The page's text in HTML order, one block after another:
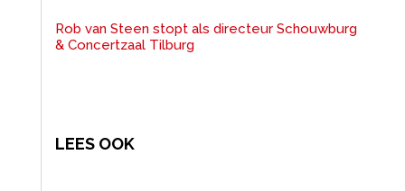
Rob van Steen stopt als directeur Schouwburg
& Concertzaal Tilburg
LEES OOK